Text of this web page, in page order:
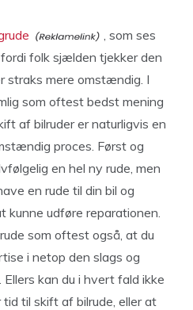
, som ses
folk sjælden tjekker den
straks mere omstændig. I
som oftest bedst mening
af bilruder er naturligvis en
proces. Først og
en hel ny rude, men
en rude til din bil og
kunne udføre reparationen.
som oftest også, at du
i netop den slags og
kan du i hvert fald ikke
til skift af bilrude, eller at